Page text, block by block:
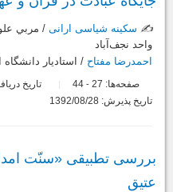
✍️ سکینه شیاسی ارانی / مربي
واحد نجف‌آباد
احمدرضا مفتاح / استاديار
صفحه‌ها: 27
-
تاریخ دریافت:
تاریخ پذیرش: 1392/08/28
بررسی تطبیقی «سنّت
عتیق